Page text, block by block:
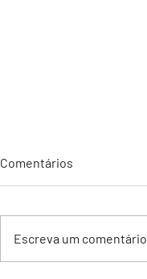
Comentários
Escreva um comentário